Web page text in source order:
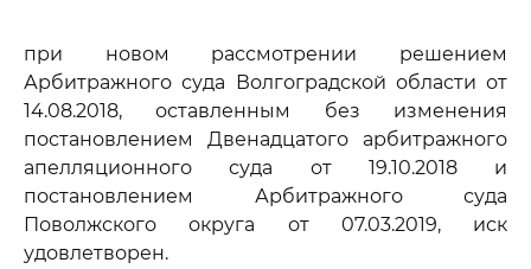
при новом рассмотрении решением
Арбитражного суда Волгоградской области от
14.08.2018, оставленным без изменения
постановлением Двенадцатого арбитражного
апелляционного суда от 19.10.2018 и
постановлением Арбитражного суда
Поволжского округа от 07.03.2019, иск
удовлетворен.